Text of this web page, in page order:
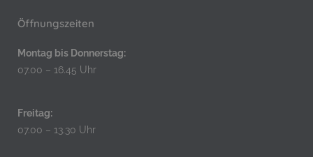
Öffnungszeiten
Montag bis Donnerstag:
07.00 – 16.45 Uhr
Freitag:
07.00 – 13.30 Uhr